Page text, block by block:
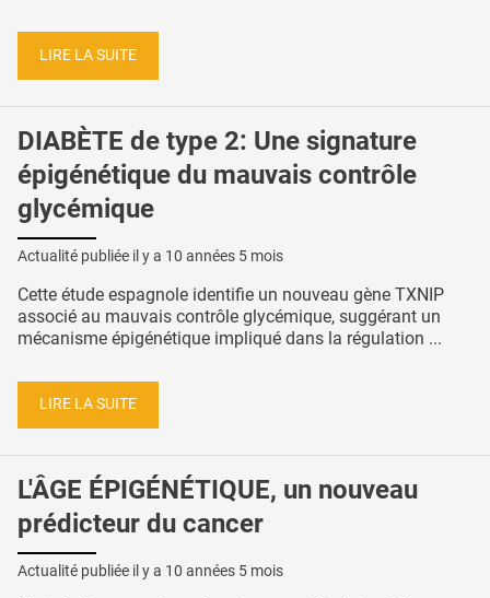
LIRE LA SUITE
DIABÈTE de type 2: Une signature
épigénétique du mauvais contrôle
glycémique
Actualité publiée il y a 10 années 5 mois
Cette étude espagnole identifie un nouveau gène TXNIP
associé au mauvais contrôle glycémique, suggérant un
mécanisme épigénétique impliqué dans la régulation ...
LIRE LA SUITE
L'ÂGE ÉPIGÉNÉTIQUE, un nouveau
prédicteur du cancer
Actualité publiée il y a 10 années 5 mois